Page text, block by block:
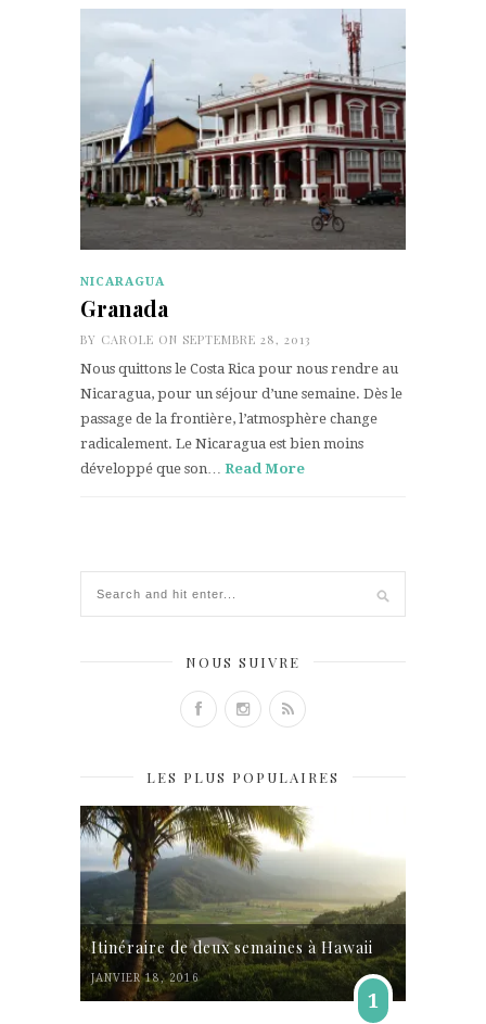
NICARAGUA
Granada
BY CAROLE ON SEPTEMBRE 28, 2013
Nous quittons le Costa Rica pour nous rendre au
Nicaragua, pour un séjour d’une semaine. Dès le
passage de la frontière, l’atmosphère change
radicalement. Le Nicaragua est bien moins
développé que son… Read More
NOUS SUIVRE
LES PLUS POPULAIRES
Itinéraire de deux semaines à Hawaii
JANVIER 18, 2016
1